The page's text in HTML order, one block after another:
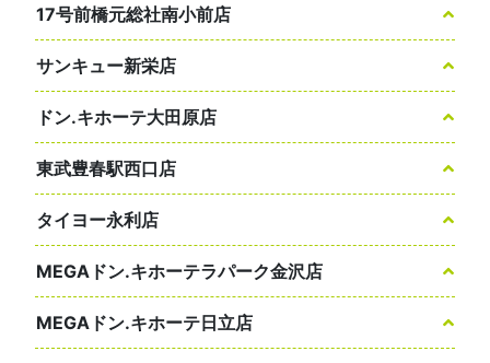
17号前橋元総社南小前店
サンキュー新栄店
ドン.キホーテ大田原店
東武豊春駅西口店
タイヨー永利店
MEGAドン.キホーテラパーク金沢店
MEGAドン.キホーテ日立店